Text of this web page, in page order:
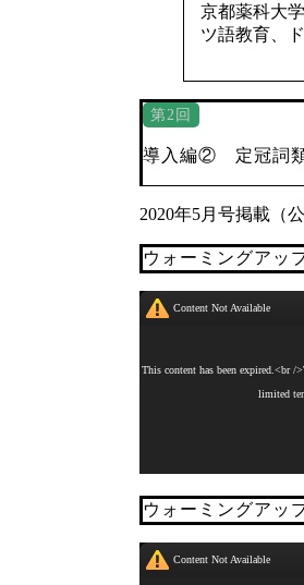
京都薬科大
ツ語教育、
第2回
導入編② 定冠詞
2020年5月号掲載（
ウォーミングアッ
ウォーミングアッ